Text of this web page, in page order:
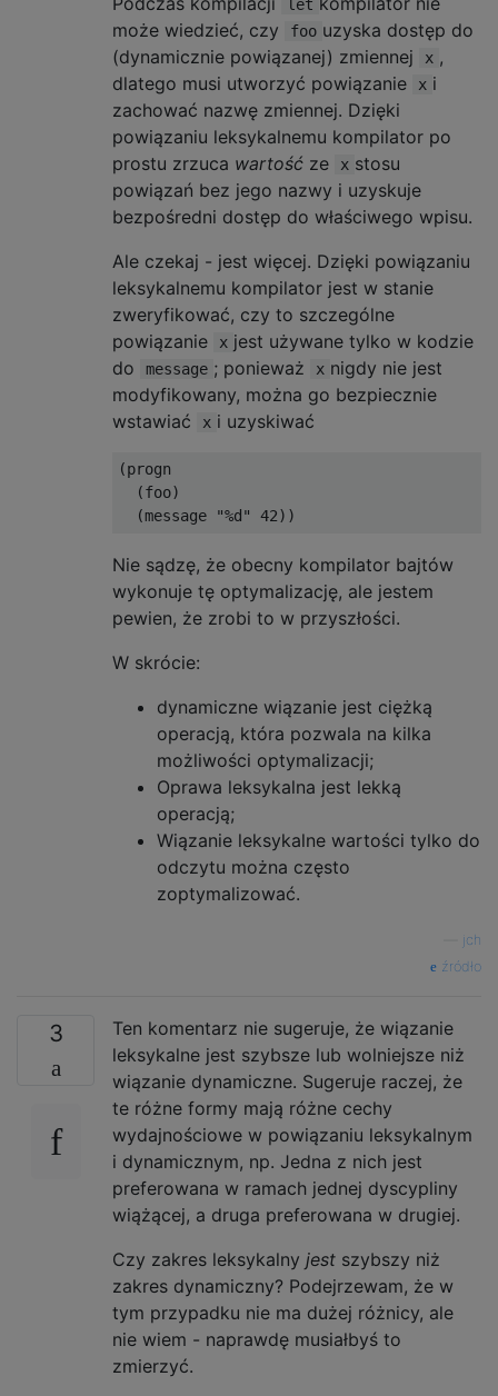
let
może wiedzieć, czy
foo uzyska dostęp do
(dynamicznie powiązanej) zmiennej
x ,
dlatego musi utworzyć powiązanie
x i
zachować nazwę zmiennej. Dzięki
powiązaniu leksykalnemu kompilator po
prostu zrzuca wartość ze x stosu
powiązań bez jego nazwy i uzyskuje
bezpośredni dostęp do właściwego wpisu.
Ale czekaj - jest więcej. Dzięki powiązaniu
leksykalnemu kompilator jest w stanie
zweryfikować, czy to szczególne
powiązanie
x jest używane tylko w kodzie
do
message ; ponieważ x nigdy nie jest
modyfikowany, można go bezpiecznie
wstawiać
x i uzyskiwać
(progn
  (foo)
Nie sądzę, że obecny kompilator bajtów
wykonuje tę optymalizację, ale jestem
pewien, że zrobi to w przyszłości.
W skrócie:
dynamiczne wiązanie jest ciężką
operacją, która pozwala na kilka
możliwości optymalizacji;
Oprawa leksykalna jest lekką
operacją;
Wiązanie leksykalne wartości tylko do
odczytu można często
zoptymalizować.
jch
źródło
3
Ten komentarz nie sugeruje, że wiązanie
leksykalne jest szybsze lub wolniejsze niż
wiązanie dynamiczne. Sugeruje raczej, że
te różne formy mają różne cechy
wydajnościowe w powiązaniu leksykalnym
i dynamicznym, np. Jedna z nich jest
preferowana w ramach jednej dyscypliny
wiążącej, a druga preferowana w drugiej.
Czy zakres leksykalny jest szybszy niż
zakres dynamiczny? Podejrzewam, że w
tym przypadku nie ma dużej różnicy, ale
nie wiem - naprawdę musiałbyś to
zmierzyć.